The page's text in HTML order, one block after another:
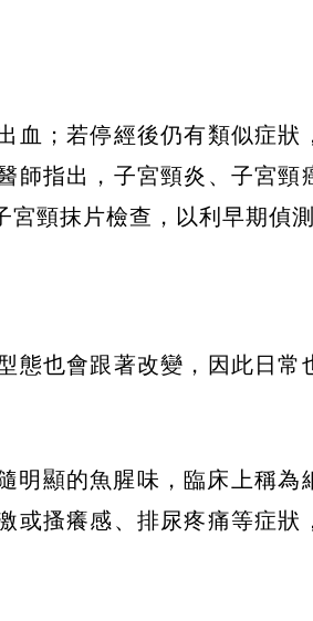
血；若停經後仍有類似症狀
師指出，子宮頸炎、子宮頸
頸抹片檢查，以利早期偵測
態也會跟著改變，因此日常
明顯的魚腥味，臨床上稱為
或搔癢感、排尿疼痛等症狀